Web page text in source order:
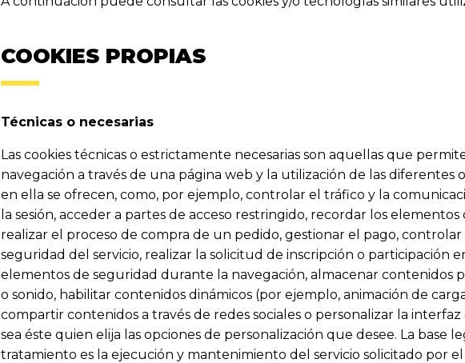
COOKIES PROPIAS
Técnicas o necesarias
Las cookies técnicas o estrictamente necesarias son aquellas que
navegación a través de una página web y la utilización de las diferentes
en ella se ofrecen, como, por ejemplo, controlar el tráfico y la
la sesión, acceder a partes de acceso restringido, recordar los
realizar el proceso de compra de un pedido, gestionar el pago,
seguridad del servicio, realizar la solicitud de inscripción o participación
elementos de seguridad durante la navegación, almacenar contenidos
o sonido, habilitar contenidos dinámicos (por ejemplo, animación de
compartir contenidos a través de redes sociales o personalizar la
sea éste quien elija las opciones de personalización que desee. La base
tratamiento es la ejecución y mantenimiento del servicio solicitado por el